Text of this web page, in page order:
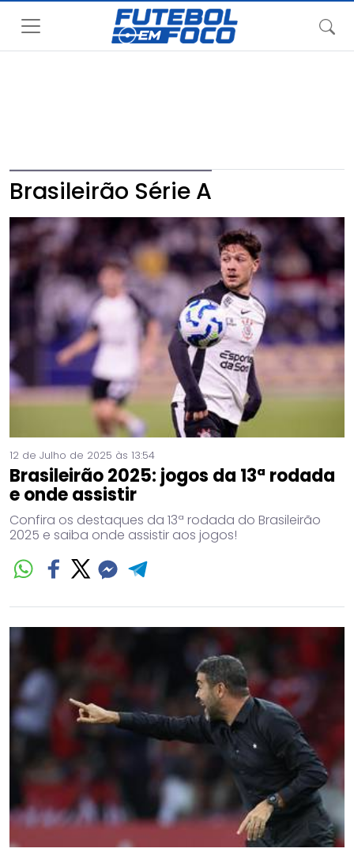
Brasileirão Série A
12 de Julho de 2025 às 13:54
Brasileirão 2025: jogos da 13ª rodada
e onde assistir
Confira os destaques da 13ª rodada do Brasileirão
2025 e saiba onde assistir aos jogos!